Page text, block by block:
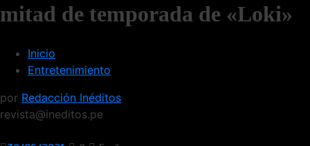
mitad de temporada de «Loki»
Inicio
Entretenimiento
por Redacción Inéditos
revista@ineditos.pe